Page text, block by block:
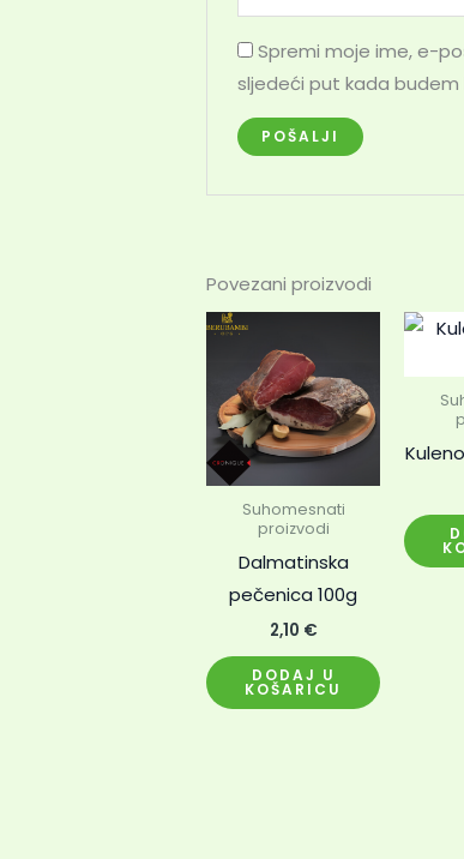
Spremi moje ime, e-
sljedeći put kada budem
Povezani proizvodi
Suhomesnati
proizvodi
Dalmatinska
pečenica 100g
2,10 €
DODAJ U
KOŠARICU